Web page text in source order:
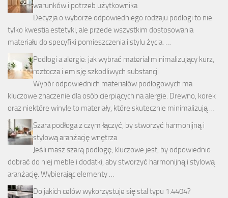
warunków i potrzeb użytkownika
Decyzja o wyborze odpowiedniego rodzaju podłogi to nie
tylko kwestia estetyki, ale przede wszystkim dostosowania
materiału do specyfiki pomieszczenia i stylu życia. …
Podłogi a alergie: jak wybrać materiał minimalizujący kurz,
roztocza i emisję szkodliwych substancji
Wybór odpowiednich materiałów podłogowych ma
kluczowe znaczenie dla osób cierpiących na alergie. Drewno, korek
oraz niektóre winyle to materiały, które skutecznie minimalizują …
Szara podłoga z czym łączyć, by stworzyć harmonijną i
stylową aranżację wnętrza
Jeśli masz szarą podłogę, kluczowe jest, by odpowiednio
dobrać do niej meble i dodatki, aby stworzyć harmonijną i stylową
aranżację. Wybierając elementy …
Do jakich celów wykorzystuje się stal typu 1.4404?